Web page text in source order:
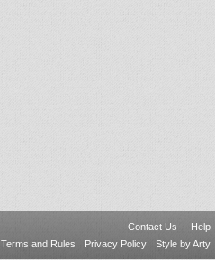
Contact Us
Help
Terms and Rules
Privacy Policy Style by Arty